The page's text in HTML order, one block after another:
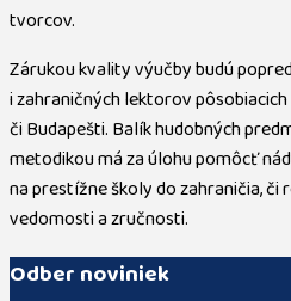
tvorcov.
Zárukou kvality výučby budú
i zahraničných lektorov
či Budapešti. Balík hudobných
metodikou má za úlohu pomôcť
na prestížne školy do zahraničia,
vedomosti a zručnosti.
Odber noviniek